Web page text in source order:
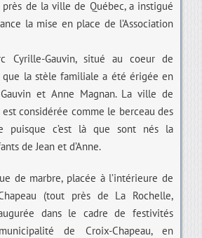
près de la ville de Québec, a instigué
la mise en place de l’Association
Cyrille-Gauvin, situé au coeur de
que la stèle familiale a été érigée en
et Anne Magnan. La ville de
est considérée comme le berceau des
puisque c’est là que sont nés la
de Jean et d’Anne.
de marbre, placée à l’intérieure de
(tout près de La Rochelle,
dans le cadre de festivités
de Croix-Chapeau, en